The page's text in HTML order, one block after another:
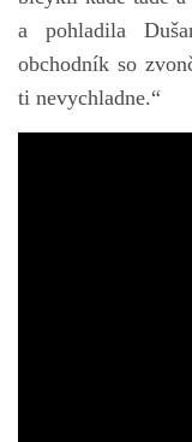
a pohladila
obchodník so
ti nevychladne.“